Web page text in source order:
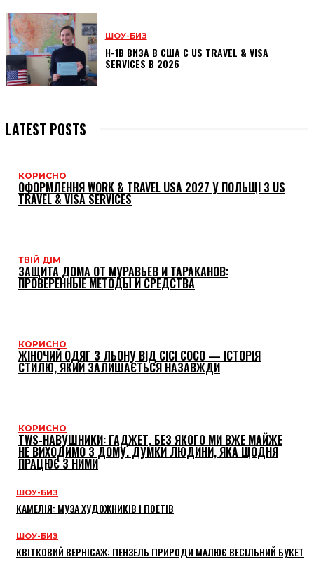
ШОУ-БИЗ
H-1B ВИЗА В США С US TRAVEL & VISA
SERVICES В 2026
LATEST POSTS
КОРИСНО
ОФОРМЛЕННЯ WORK & TRAVEL USA 2027 У ПОЛЬЩІ З US
TRAVEL & VISA SERVICES
ТВІЙ ДІМ
ЗАЩИТА ДОМА ОТ МУРАВЬЕВ И ТАРАКАНОВ:
ПРОВЕРЕННЫЕ МЕТОДЫ И СРЕДСТВА
КОРИСНО
ЖІНОЧИЙ ОДЯГ З ЛЬОНУ ВІД CICI COCO — ІСТОРІЯ
СТИЛЮ, ЯКИЙ ЗАЛИШАЄТЬСЯ НАЗАВЖДИ
КОРИСНО
TWS-НАВУШНИКИ: ГАДЖЕТ, БЕЗ ЯКОГО МИ ВЖЕ МАЙЖЕ
НЕ ВИХОДИМО З ДОМУ. ДУМКИ ЛЮДИНИ, ЯКА ЩОДНЯ
ПРАЦЮЄ З НИМИ
ШОУ-БИЗ
КАМЕЛІЯ: МУЗА ХУДОЖНИКІВ І ПОЕТІВ
ШОУ-БИЗ
КВІТКОВИЙ ВЕРНІСАЖ: ПЕНЗЕЛЬ ПРИРОДИ МАЛЮЄ ВЕСІЛЬНИЙ БУКЕТ